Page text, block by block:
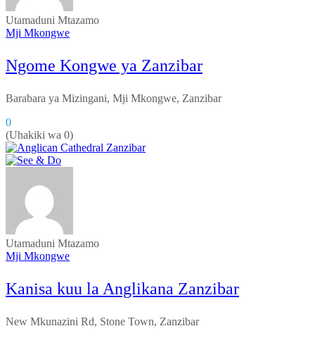
Utamaduni Mtazamo
Mji Mkongwe
Ngome Kongwe ya Zanzibar
Barabara ya Mizingani, Mji Mkongwe, Zanzibar
0
(Uhakiki wa 0)
Utamaduni Mtazamo
Mji Mkongwe
Kanisa kuu la Anglikana Zanzibar
New Mkunazini Rd, Stone Town, Zanzibar